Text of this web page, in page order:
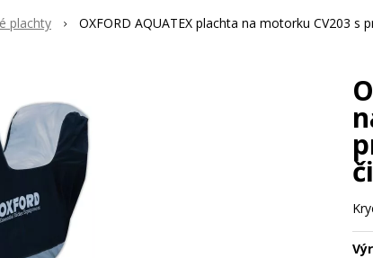
plachty OXFORD AQUATEX plachta na motorku CV203